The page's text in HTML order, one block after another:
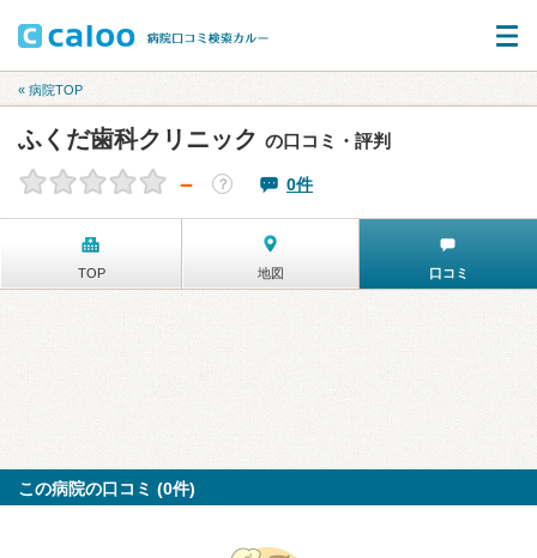
« 病院TOP
ふくだ歯科クリニック の口コミ・評判
－ ？ 0件
TOP 地図 口コミ
この病院の口コミ (0件)